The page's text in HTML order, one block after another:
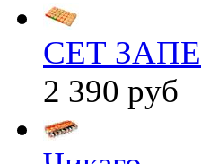
СЕТ
2 390 руб